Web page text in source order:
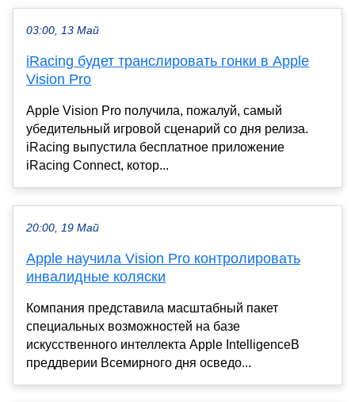
03:00, 13 Май
iRacing будет транслировать гонки в Apple
Vision Pro
Apple Vision Pro получила, пожалуй, самый
убедительный игровой сценарий со дня релиза.
iRacing выпустила бесплатное приложение
iRacing Connect, котор...
20:00, 19 Май
Apple научила Vision Pro контролировать
инвалидные коляски
Компания представила масштабный пакет
специальных возможностей на базе
искусственного интеллекта Apple IntelligenceВ
преддверии Всемирного дня осведо...